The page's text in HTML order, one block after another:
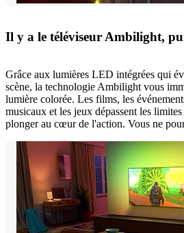
Il y a le téléviseur Ambilight,
Grâce aux lumières LED intégrées qui
scène, la technologie Ambilight vous
lumière colorée. Les films, les
musicaux et les jeux dépassent les
plonger au cœur de l'action. Vous ne